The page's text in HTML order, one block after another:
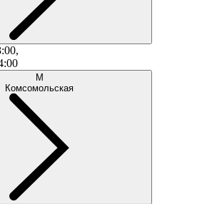
М
Комсомольская